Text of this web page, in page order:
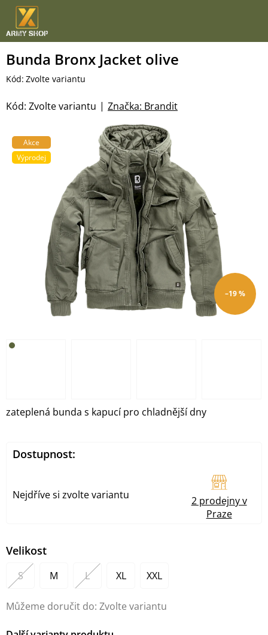
Přejít
obsah
Bunda Bronx Jacket olive
Kód: Zvolte variantu
Značka: Brandit
Kód: Zvolte variantu
–19 %
Akce
Výprodej
Velikost
S M L XL XXL
Můžeme doručit do: Zvolte variantu
zateplená bunda s kapucí pro chladnější dny
Dostupnost:
Nejdříve si zvolte variantu
2 prodejny v
Praze